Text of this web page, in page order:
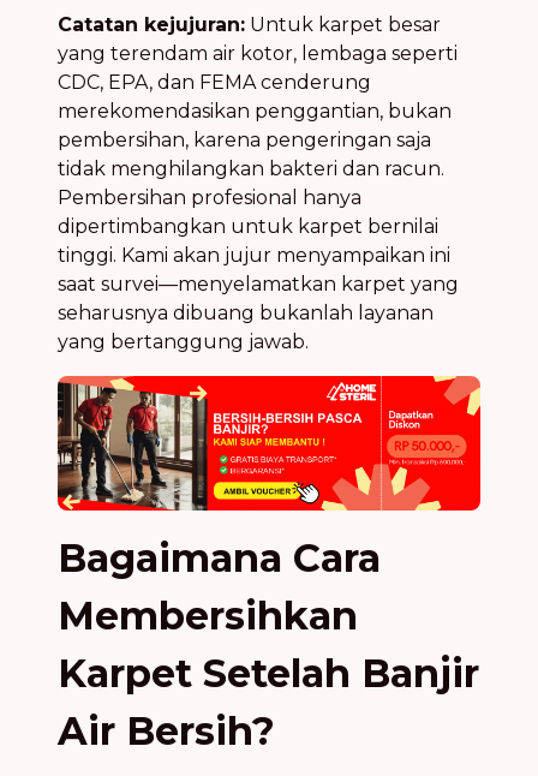
Catatan kejujuran: Untuk karpet besar
yang terendam air kotor, lembaga seperti
CDC, EPA, dan FEMA cenderung
merekomendasikan penggantian, bukan
pembersihan, karena pengeringan saja
tidak menghilangkan bakteri dan racun.
Pembersihan profesional hanya
dipertimbangkan untuk karpet bernilai
tinggi. Kami akan jujur menyampaikan ini
saat survei—menyelamatkan karpet yang
seharusnya dibuang bukanlah layanan
yang bertanggung jawab.
Bagaimana Cara
Membersihkan
Karpet Setelah Banjir
Air Bersih?